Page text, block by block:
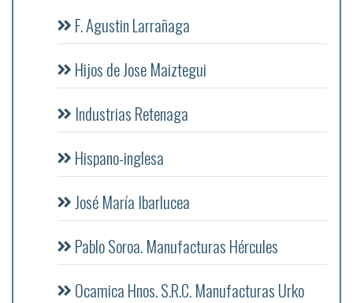
F. Agustin Larrañaga
Hijos de Jose Maiztegui
Industrias Retenaga
Hispano-inglesa
José María Ibarlucea
Pablo Soroa. Manufacturas Hércules
Ocamica Hnos. S.R.C. Manufacturas Urko